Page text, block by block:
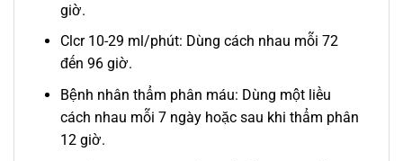
giờ.
Clcr 10-29 ml/phút: Dùng cách nhau mỗi 72
đến 96 giờ.
Bệnh nhân thẩm phân máu: Dùng một liều
cách nhau mỗi 7 ngày hoặc sau khi thẩm phân
12 giờ.